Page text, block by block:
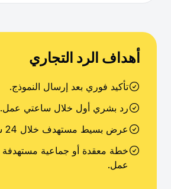
أهداف الرد التجاري
تأكيد فوري بعد إرسال النموذج.
رد بشري أول خلال ساعتي عمل.
عرض بسيط مستهدف خلال 24 ساعة عمل.
عمل.